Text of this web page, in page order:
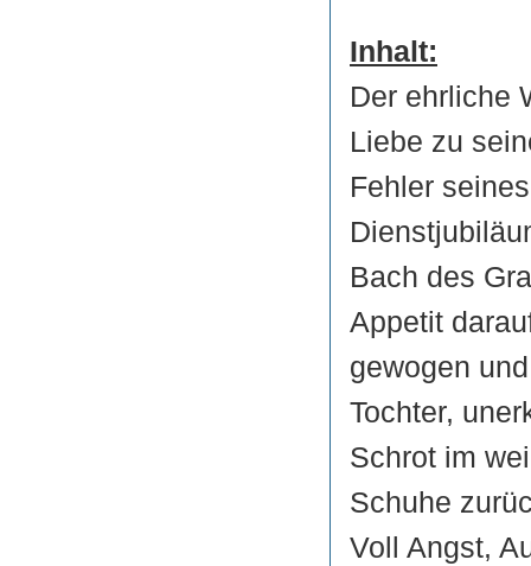
Inhalt:
Der ehrliche
Liebe zu
Fehler
Bach des
Appetit
gewogen
Tochter,
Schrot im
Schuhe
Voll Angst,